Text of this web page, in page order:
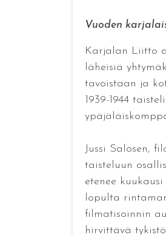
Vuoden
Karjalan Liitto
läheisiä
tavoistaan ja
1939-1944
Jussi Salosen,
taisteluun
etenee
lopulta
filmatisoinnin
hirvittävä